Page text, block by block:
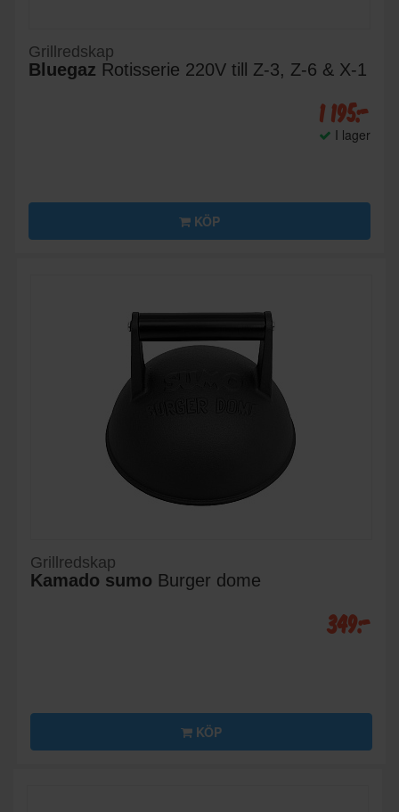
Grillredskap
Bluegaz Rotisserie 220V till Z-3, Z-6 & X-1
1 195:-
I lager
KÖP
Grillredskap
Kamado sumo Burger dome
349:-
KÖP